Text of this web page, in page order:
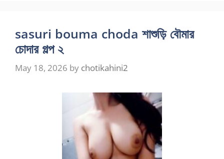
sasuri bouma choda শাশুড়ি বৌমার
চোদার গল্প ২
May 18, 2026 by chotikahini2